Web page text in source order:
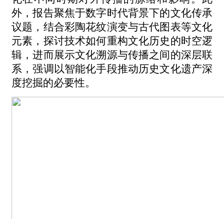
外，报告聚焦于数字时代背景下的文化传承
议题，结合彩陶花纹演变与古代图表等文化
元素， 探讨技术如何重构文化历史的时空逻
辑，进而展示文化溯源与传播之间的深层联
系，强调以智能化手段推动历史文化遗产深
度挖掘的必要性。